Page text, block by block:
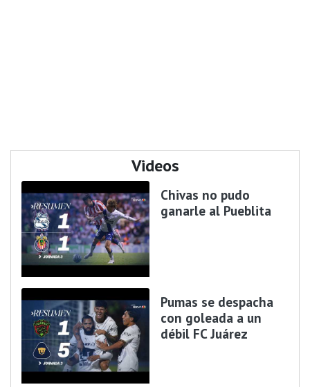
Videos
Chivas no pudo
ganarle al Pueblita
Pumas se despacha
con goleada a un
débil FC Juárez